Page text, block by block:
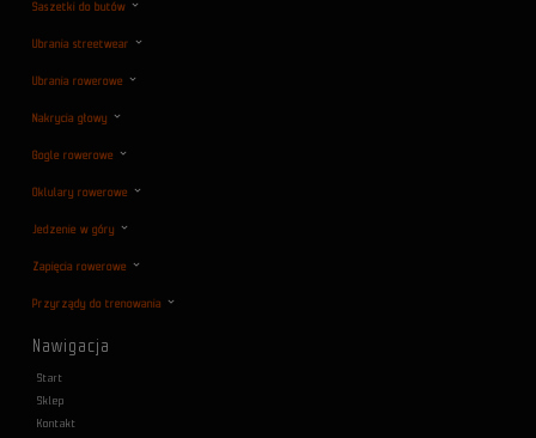
Saszetki do butów
Ubrania streetwear
Ubrania rowerowe
Nakrycia głowy
Gogle rowerowe
Oklulary rowerowe
Jedzenie w góry
Zapięcia rowerowe
Przyrządy do trenowania
Nawigacja
Start
Sklep
Kontakt